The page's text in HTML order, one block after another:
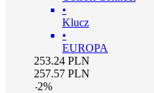
•
Klucz
•
EUROPA
253.24 PLN
257.57 PLN
-2%